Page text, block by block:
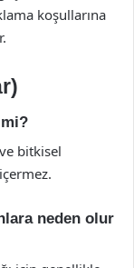
koşullarına
bitkisel
neden olur